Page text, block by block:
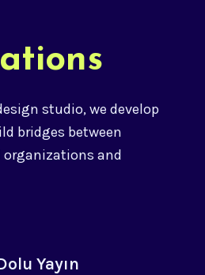
studio, we develop
bridges between
and
Yayın